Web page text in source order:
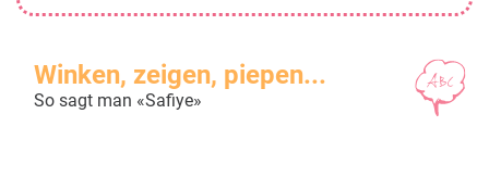
Winken, zeigen, piepen...
So sagt man «Safiye»